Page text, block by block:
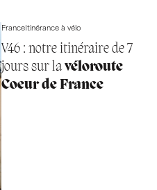
FranceItinérance à vélo
V46 : notre itinéraire de 7
jours sur lavéloroute
Coeur de France